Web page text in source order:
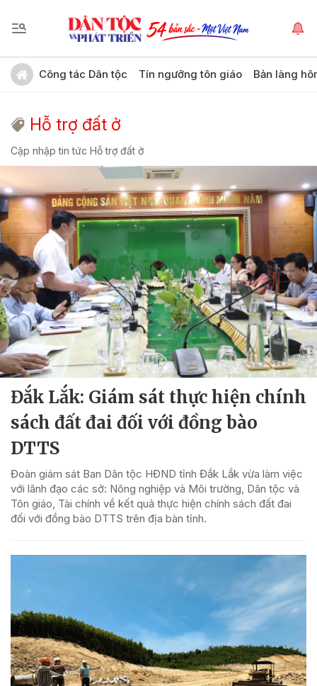
Công tác Dân tộc Tín ngưỡng tôn giáo Bản làng
Hỗ trợ đất ở
Cập nhập tin tức Hỗ trợ đất ở
Đắk Lắk: Giám sát thực hiện chính
sách đất đai đối với đồng bào
DTTS
Đoàn giám sát Ban Dân tộc HĐND tỉnh Đắk Lắk vừa làm việc
với lãnh đạo các sở: Nông nghiệp và Môi trường, Dân tộc và
Tôn giáo, Tài chính về kết quả thực hiện chính sách đất đai
đối với đồng bào DTTS trên địa bàn tỉnh.